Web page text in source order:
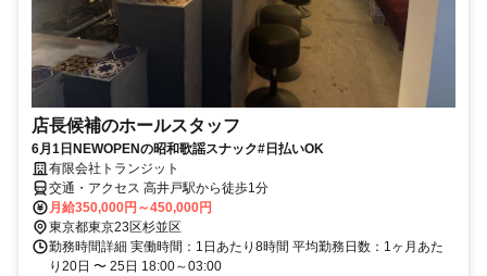
店長候補のホールスタッフ
6月1日NEWOPENの昭和歌謡スナック#日払いOK
有限会社トランジット
交通・アクセス 高井戸駅から徒歩1分
月給350,000円～450,000円
東京都東京23区杉並区
勤務時間詳細 実働時間：1日あたり8時間 平均勤務日数：1ヶ月あた
り20日 〜 25日 18:00～03:00